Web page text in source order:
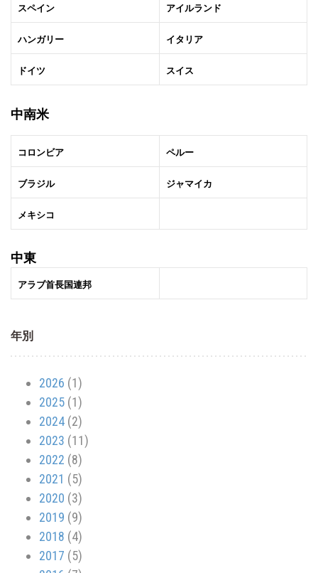
スペイン アイルランド
ハンガリー イタリア
ドイツ スイス
中南米
コロンビア ペルー
ブラジル ジャマイカ
メキシコ
中東
アラブ首長国連邦
年別
2026 (1)
2025 (1)
2024 (2)
2023 (11)
2022 (8)
2021 (5)
2020 (3)
2019 (9)
2018 (4)
2017 (5)